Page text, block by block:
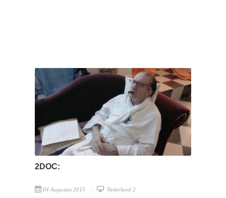
2DOC:
04 Augustus 2015 Nederland 2